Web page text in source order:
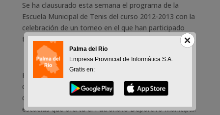
Se ha clausurado esta semana el programa de la
Escuela Municipal de Tenis del curso 2012-2013 con la
celebración de un torneo en el que han participado
todos los alumnos y alumnas inscritas.
Hay que señalar que se han cubierto las 60 plazas
ofertadas, lo cual se traduce en que esta disciplina
deportiva goza de una gran aceptación entre las
escuelas que oferta el Patronato Deportivo Municipal.
Palma del Rio
Empresa Provincial de Informática S.A.
Gratis en: